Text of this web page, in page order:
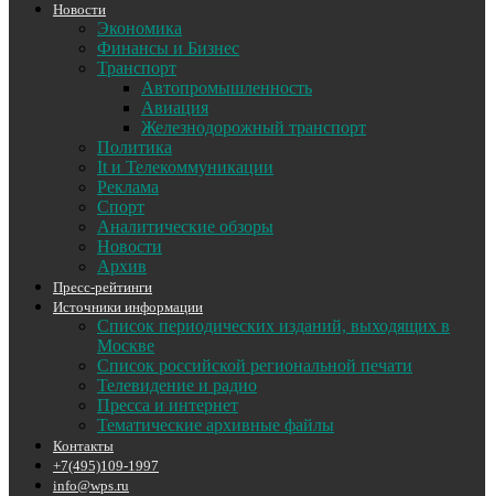
Новости
Экономика
Финансы и Бизнес
Транспорт
Автопромышленность
Авиация
Железнодорожный транспорт
Политика
It и Телекоммуникации
Реклама
Спорт
Аналитические обзоры
Новости
Архив
Пресс-рейтинги
Источники информации
Список периодических изданий, выходящих в
Москве
Список российской региональной печати
Телевидение и радио
Пресса и интернет
Тематические архивные файлы
Контакты
+7(495)109-1997
info@wps.ru